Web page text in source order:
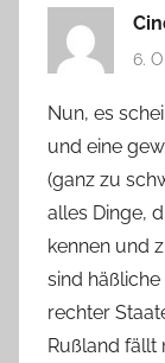
6.
Nun, es
und eine
(ganz zu
alles Dinge,
kennen und
sind
rechter
Rußland fällt